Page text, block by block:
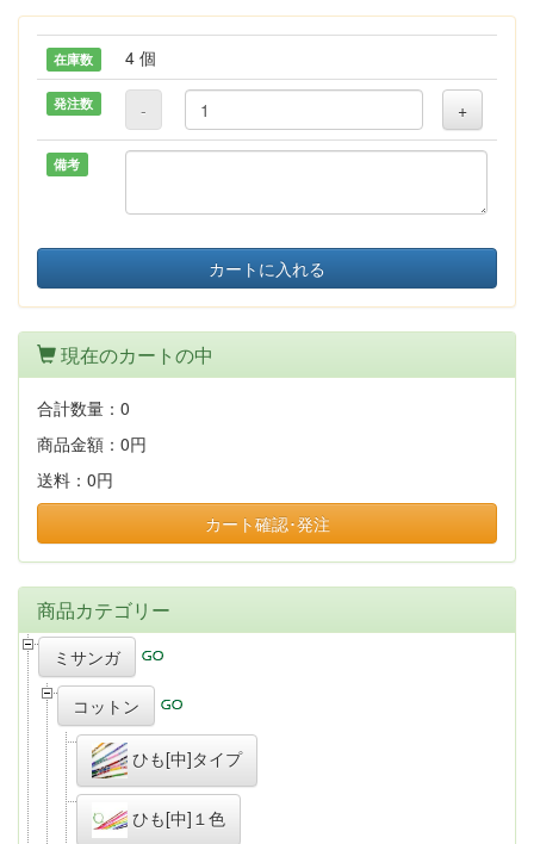
在庫数 4 個
発注数 - +
備考
カートに入れる
現在のカートの中
合計数量： 0
商品金額： 0円
送料： 0円
カート確認･発注
商品カテゴリー
ミサンガ
コットン
ひも[中]タイプ
ひも[中]１色